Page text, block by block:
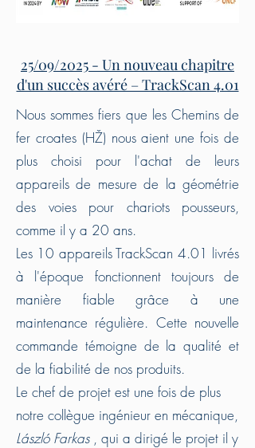
25/09/2025 - Un nouveau chapitre
d'un succès avéré – TrackScan 4.01
Nous sommes fiers que les Chemins de
fer croates (HŽ) nous aient une fois de
plus choisi pour l'achat de leurs
appareils de mesure de la géométrie
des voies pour chariots pousseurs,
comme il y a 20 ans.
Les 10 appareils TrackScan 4.01 livrés
à l'époque fonctionnent toujours de
manière fiable grâce à une
maintenance régulière. Cette nouvelle
commande témoigne de la qualité et
de la fiabilité de nos produits.
Le chef de projet est une fois de plus
notre collègue ingénieur en mécanique,
László Farkas, qui a dirigé le projet il y